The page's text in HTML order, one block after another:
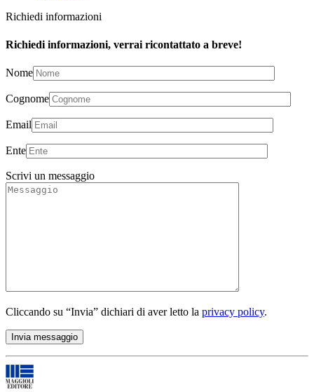
Richiedi informazioni
Richiedi informazioni, verrai ricontattato a breve!
Nome
Cognome
Email
Ente
Scrivi un messaggio
Cliccando su “Invia” dichiari di aver letto la privacy policy.